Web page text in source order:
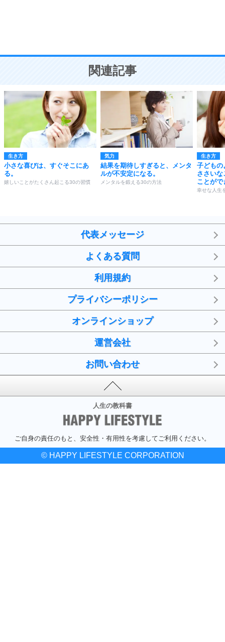
ことが大切。
関連記事
生き方
小さな喜びは、すぐそこにあ
る。
嬉しいことがたくさん起こる30の習慣
気力
結果を期待しすぎると、メンタ
ルが不安定になる。
メンタルを鍛える30の方法
生き方
子どもの
ささい
ことがで
幸せな人生
代表メッセージ
よくある質問
利用規約
プライバシーポリシー
オンラインショップ
運営会社
お問い合わせ
人生の教科書
ご自身の責任のもと、安全性・有用性を考慮してご利用ください。
© HAPPY LIFESTYLE CORPORATION